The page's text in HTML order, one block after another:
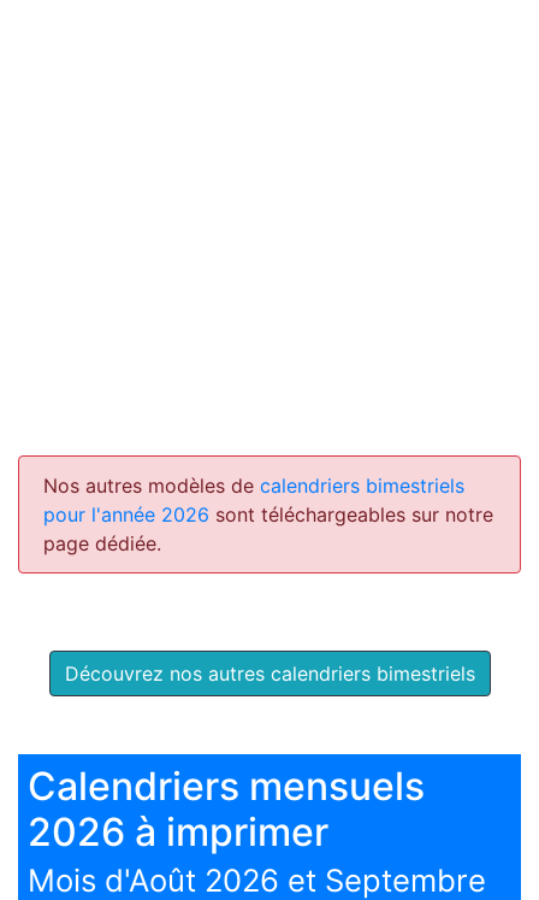
Nos autres modèles de calendriers bimestriels
pour l'année 2026 sont téléchargeables sur notre
page dédiée.
Découvrez nos autres calendriers bimestriels
Calendriers mensuels
2026 à imprimer
Mois d'Août 2026 et Septembre